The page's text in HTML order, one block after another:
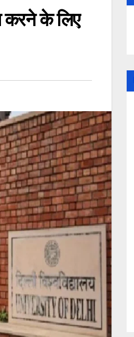
करने के लिए